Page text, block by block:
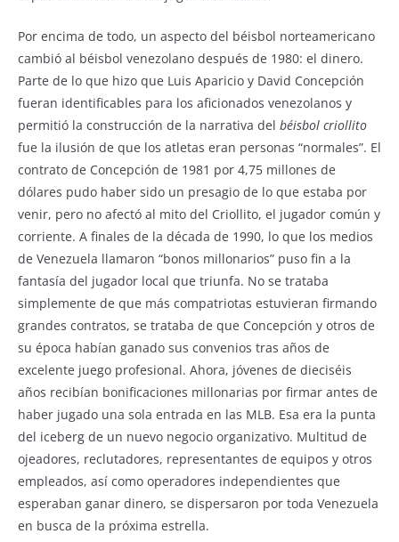
Por encima de todo, un aspecto del béisbol norteamericano
cambió al béisbol venezolano después de 1980: el dinero.
Parte de lo que hizo que Luis Aparicio y David Concepción
fueran identificables para los aficionados venezolanos y
permitió la construcción de la narrativa del béisbol criollito
fue la ilusión de que los atletas eran personas “normales”. El
contrato de Concepción de 1981 por 4,75 millones de
dólares pudo haber sido un presagio de lo que estaba por
venir, pero no afectó al mito del Criollito, el jugador común y
corriente. A finales de la década de 1990, lo que los medios
de Venezuela llamaron “bonos millonarios” puso fin a la
fantasía del jugador local que triunfa. No se trataba
simplemente de que más compatriotas estuvieran firmando
grandes contratos, se trataba de que Concepción y otros de
su época habían ganado sus convenios tras años de
excelente juego profesional. Ahora, jóvenes de dieciséis
años recibían bonificaciones millonarias por firmar antes de
haber jugado una sola entrada en las MLB. Esa era la punta
del iceberg de un nuevo negocio organizativo. Multitud de
ojeadores, reclutadores, representantes de equipos y otros
empleados, así como operadores independientes que
esperaban ganar dinero, se dispersaron por toda Venezuela
en busca de la próxima estrella.